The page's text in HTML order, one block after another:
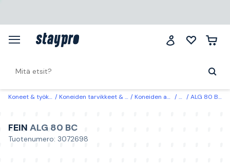
Koneet & työkalut Koneiden tarvikkeet & käyttöosat Koneiden akut & laturit LaturitALG 80 BC Fein Pikalaturi bluetooth
FEIN ALG 80 BC
Tuotenumero: 3072698